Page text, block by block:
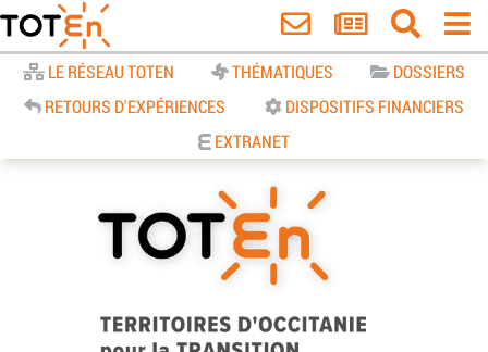
LE RÉSEAU TOTEN THÉMATIQUES
DOSSIERS
RETOURS D'EXPÉRIENCES
DISPOSITIFS FINANCIERS
EXTRANET